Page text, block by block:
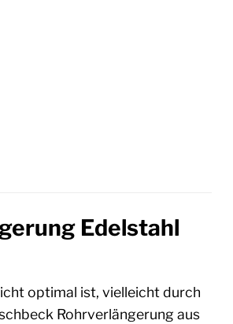
Edelstahl
optimal ist, vielleicht durch
Rohrverlängerung aus